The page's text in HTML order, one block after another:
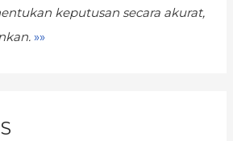
keputusan secara akurat,
»»